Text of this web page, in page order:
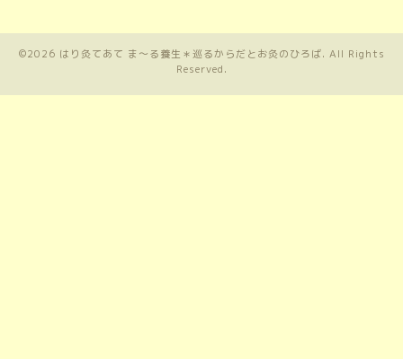
©2026 はり灸てあて ま〜る養生＊巡るからだとお灸のひろば. All Rights
Reserved.